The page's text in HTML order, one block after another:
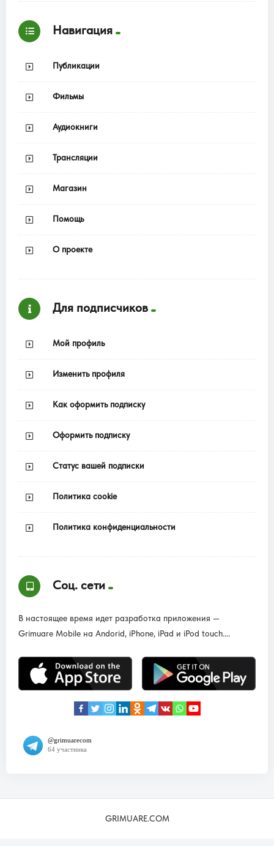
Навигация
Публикации
Фильмы
Аудиокниги
Трансляции
Магазин
Помощь
О проекте
Для подписчиков
Мой профиль
Изменить профиля
Как оформить подписку
Оформить подписку
Статус вашей подписки
Политика cookie
Политика конфиденциальности
Соц. сети
В настоящее время идет разработка приложения —
Grimuare Mobile на Andorid, iPhone, iPad и iPod touch....
GRIMUARE.COM